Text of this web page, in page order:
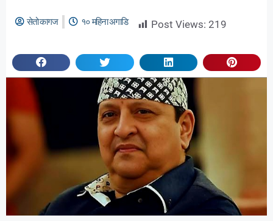
सेतो कागज १० महिना अगाडि Post Views: 219